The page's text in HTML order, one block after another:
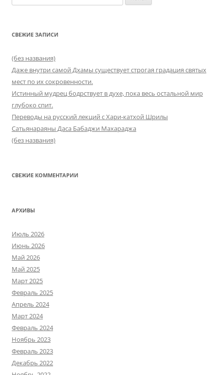
СВЕЖИЕ ЗАПИСИ
(без названия)
Даже внутри самой Дхамы существует строгая градация святых
мест по их сокровенности.
Истинный мудрец бодрствует в духе, пока весь остальной мир
глубоко спит.
Переводы на русский лекций с Хари-катхой Шрилы
Сатьянараяны Даса Бабаджи Махараджа
(без названия)
СВЕЖИЕ КОММЕНТАРИИ
АРХИВЫ
Июль 2026
Июнь 2026
Май 2026
Май 2025
Март 2025
Февраль 2025
Апрель 2024
Март 2024
Февраль 2024
Ноябрь 2023
Февраль 2023
Декабрь 2022